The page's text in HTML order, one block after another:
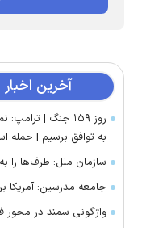
آخرین اخبار
روز ۱۵۹ جنگ |
به توافق برسیم | حمله
سازمان ملل: طرف‌ها را
جامعه مدرسین:
واژگونی سمند در محور فریدن به